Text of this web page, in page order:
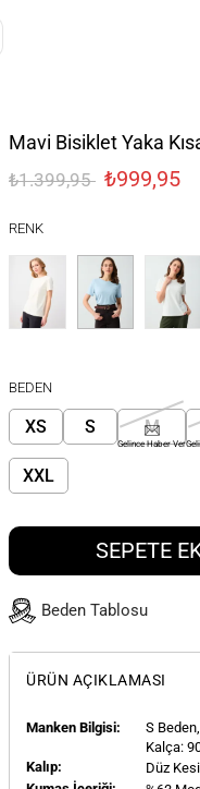
Mavi Bisiklet Yaka
₺1.399,95 ₺999,95
RENK
BEDEN
XS S M
Gelince Haber Ver
XXL
SEPETE
Beden Tablosu
ÜRÜN AÇIKLAMASI
Manken Bilgisi: S
Kalça:
Kalıp:
Düz